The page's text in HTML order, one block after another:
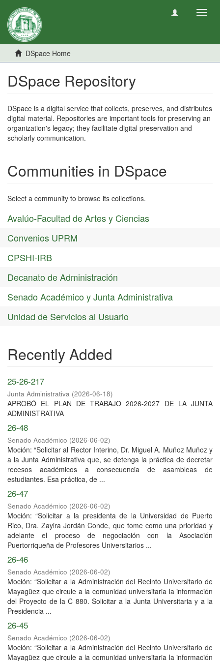
DSpace Home
DSpace Repository
DSpace is a digital service that collects, preserves, and distributes
digital material. Repositories are important tools for preserving an
organization's legacy; they facilitate digital preservation and
scholarly communication.
Communities in DSpace
Select a community to browse its collections.
Avalúo-Facultad de Artes y Ciencias
Convenios UPRM
CPSHI-IRB
Decanato de Administración
Senado Académico y Junta Administrativa
Unidad de Servicios al Usuario
Recently Added
25-26-217
Junta Administrativa (2026-06-18)
APROBÓ EL PLAN DE TRABAJO 2026-2027 DE LA JUNTA
ADMINISTRATIVA
26-48
Senado Académico (2026-06-02)
Moción: “Solicitar al Rector Interino, Dr. Miguel A. Muñoz Muñoz y
a la Junta Administrativa que, se detenga la práctica de decretar
recesos académicos a consecuencia de asambleas de
estudiantes. Esa práctica, de ...
26-47
Senado Académico (2026-06-02)
Moción: “Solicitar a la presidenta de la Universidad de Puerto
Rico, Dra. Zayira Jordán Conde, que tome como una prioridad y
adelante el proceso de negociación con la Asociación
Puertorriqueña de Profesores Universitarios ...
26-46
Senado Académico (2026-06-02)
Moción: “Solicitar a la Administración del Recinto Universitario de
Mayagüez que circule a la comunidad universitaria la información
del Proyecto de la C 880. Solicitar a la Junta Universitaria y a la
Presidencia ...
26-45
Senado Académico (2026-06-02)
Moción: “Solicitar a la Administración del Recinto Universitario de
Mayagüez que circule a la comunidad universitaria la información